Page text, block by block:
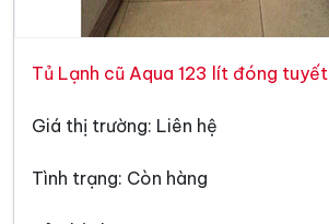
Tủ Lạnh cũ Aqua 123 lít đóng tuyết
Giá thị trường: Liên hệ
Tình trạng: Còn hàng